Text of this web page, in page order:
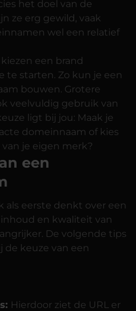
het doel van de
ze erg gewild, vaak
wel een relatief
een brand
te starten. Zo kun je een
bouwen. Grotere
veelvuldig gebruik van
ligt bij jou: Maak je
domeinnaam of kies
je eigen merk?
een
als eerste denkt over een
en kwaliteit van
De volgende tips
de keuze van een
Hierdoor ziet de URL er